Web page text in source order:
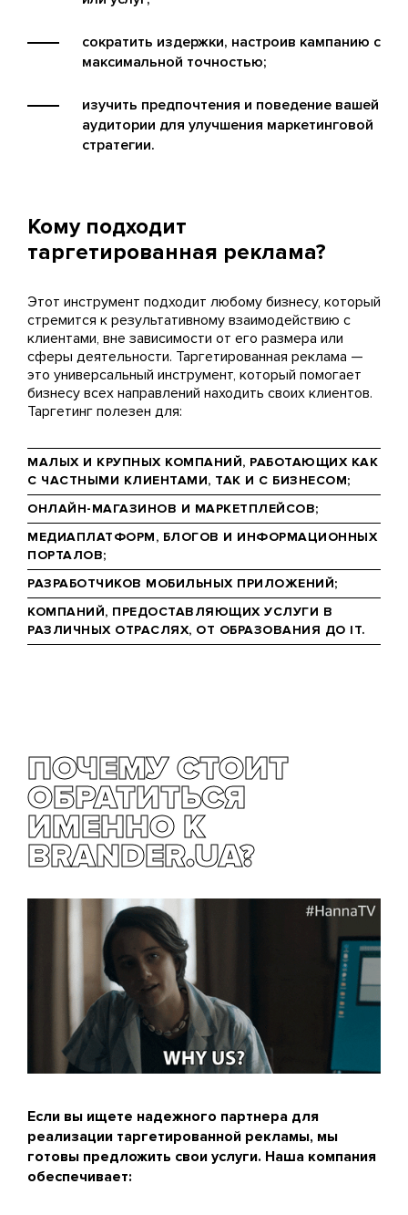
сократить издержки, настроив кампанию с
максимальной точностью;
изучить предпочтения и поведение вашей
аудитории для улучшения маркетинговой
стратегии.
Кому подходит
таргетированная реклама?
Этот инструмент подходит любому бизнесу, который
стремится к результативному взаимодействию с
клиентами, вне зависимости от его размера или
сферы деятельности. Таргетированная реклама —
это универсальный инструмент, который помогает
бизнесу всех направлений находить своих клиентов.
Таргетинг полезен для:
МАЛЫХ И КРУПНЫХ КОМПАНИЙ, РАБОТАЮЩИХ КАК
С ЧАСТНЫМИ КЛИЕНТАМИ, ТАК И С БИЗНЕСОМ;
ОНЛАЙН-МАГАЗИНОВ И МАРКЕТПЛЕЙСОВ;
МЕДИАПЛАТФОРМ, БЛОГОВ И ИНФОРМАЦИОННЫХ
ПОРТАЛОВ;
РАЗРАБОТЧИКОВ МОБИЛЬНЫХ ПРИЛОЖЕНИЙ;
КОМПАНИЙ, ПРЕДОСТАВЛЯЮЩИХ УСЛУГИ В
РАЗЛИЧНЫХ ОТРАСЛЯХ, ОТ ОБРАЗОВАНИЯ ДО IT.
ПОЧЕМУ СТОИТ
ОБРАТИТЬСЯ
ИМЕННО К
BRANDER.UA?
Если вы ищете надежного партнера для
реализации таргетированной рекламы, мы
готовы предложить свои услуги. Наша компания
обеспечивает: